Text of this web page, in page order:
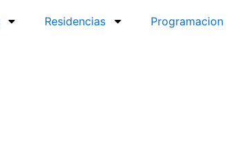
Residencias Programacion